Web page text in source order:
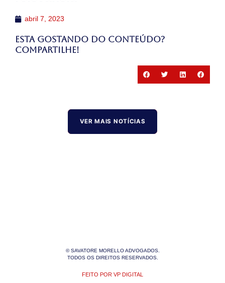
abril 7, 2023
Esta gostando do conteúdo?
Compartilhe!
VER MAIS NOTÍCIAS
© SAVATORE MORELLO ADVOGADOS.
TODOS OS DIREITOS RESERVADOS.
FEITO POR VP DIGITAL